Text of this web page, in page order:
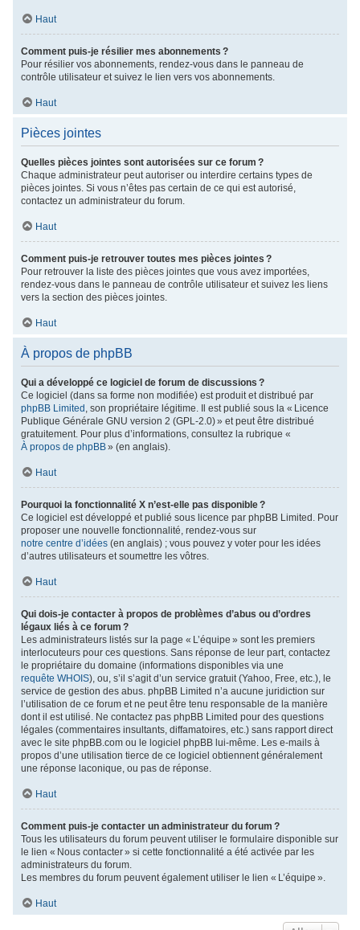
Haut
Comment puis-je résilier mes abonnements ?
Pour résilier vos abonnements, rendez-vous dans le panneau de
contrôle utilisateur et suivez le lien vers vos abonnements.
Haut
Pièces jointes
Quelles pièces jointes sont autorisées sur ce forum ?
Chaque administrateur peut autoriser ou interdire certains types de
pièces jointes. Si vous n’êtes pas certain de ce qui est autorisé,
contactez un administrateur du forum.
Haut
Comment puis-je retrouver toutes mes pièces jointes ?
Pour retrouver la liste des pièces jointes que vous avez importées,
rendez-vous dans le panneau de contrôle utilisateur et suivez les liens
vers la section des pièces jointes.
Haut
À propos de phpBB
Qui a développé ce logiciel de forum de discussions ?
Ce logiciel (dans sa forme non modifiée) est produit et distribué par
phpBB Limited , son propriétaire légitime. Il est publié sous la « Licence
Publique Générale GNU version 2 (GPL-2.0) » et peut être distribué
gratuitement. Pour plus d’informations, consultez la rubrique «
À propos de phpBB» (en anglais).
Haut
Pourquoi la fonctionnalité X n’est-elle pas disponible ?
Ce logiciel est développé et publié sous licence par phpBB Limited. Pour
proposer une nouvelle fonctionnalité, rendez-vous sur
notre centre d’idées (en anglais) ; vous pouvez y voter pour les idées
d’autres utilisateurs et soumettre les vôtres.
Haut
Qui dois-je contacter à propos de problèmes d’abus ou d’ordres
légaux liés à ce forum ?
Les administrateurs listés sur la page « L’équipe » sont les premiers
interlocuteurs pour ces questions. Sans réponse de leur part, contactez
le propriétaire du domaine (informations disponibles via une
requête WHOIS), ou, s’il s’agit d’un service gratuit (Yahoo, Free, etc.), le
service de gestion des abus. phpBB Limited n’a aucune juridiction sur
l’utilisation de ce forum et ne peut être tenu responsable de la manière
dont il est utilisé. Ne contactez pas phpBB Limited pour des questions
légales (commentaires insultants, diffamatoires, etc.) sans rapport direct
avec le site phpBB.com ou le logiciel phpBB lui-même. Les e-mails à
propos d’une utilisation tierce de ce logiciel obtiennent généralement
une réponse laconique, ou pas de réponse.
Haut
Comment puis-je contacter un administrateur du forum ?
Tous les utilisateurs du forum peuvent utiliser le formulaire disponible sur
le lien « Nous contacter » si cette fonctionnalité a été activée par les
administrateurs du forum.
Les membres du forum peuvent également utiliser le lien « L’équipe ».
Haut